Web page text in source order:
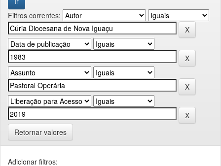
Filtros correntes:
Retornar valores
Adicionar filtros: